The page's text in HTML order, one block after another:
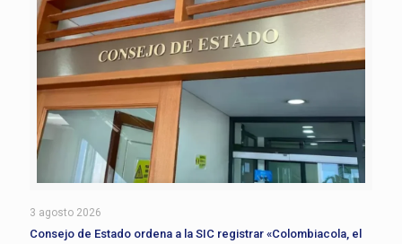
3 agosto 2026
Consejo de Estado ordena a la SIC registrar «Colombiacola, el